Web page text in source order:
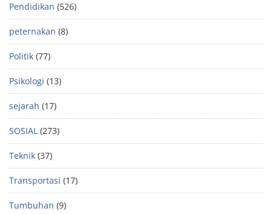
Pendidikan (526)
peternakan (8)
Politik (77)
Psikologi (13)
sejarah (17)
SOSIAL (273)
Teknik (37)
Transportasi (17)
Tumbuhan (9)